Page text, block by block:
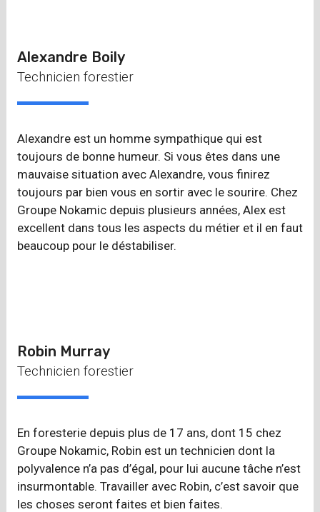
Alexandre Boily
Technicien forestier
Alexandre est un homme sympathique qui est
toujours de bonne humeur. Si vous êtes dans une
mauvaise situation avec Alexandre, vous finirez
toujours par bien vous en sortir avec le sourire. Chez
Groupe Nokamic depuis plusieurs années, Alex est
excellent dans tous les aspects du métier et il en faut
beaucoup pour le déstabiliser.
Robin Murray
Technicien forestier
En foresterie depuis plus de 17 ans, dont 15 chez
Groupe Nokamic, Robin est un technicien dont la
polyvalence n’a pas d’égal, pour lui aucune tâche n’est
insurmontable. Travailler avec Robin, c’est savoir que
les choses seront faites et bien faites.